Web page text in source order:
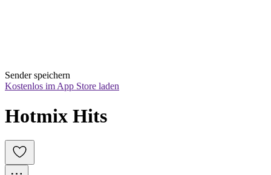
Sender speichern
Kostenlos im App Store laden
Hotmix Hits